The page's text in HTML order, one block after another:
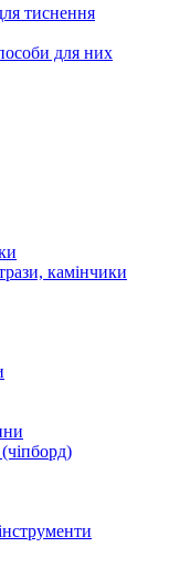
тиснення
для них
камінчики